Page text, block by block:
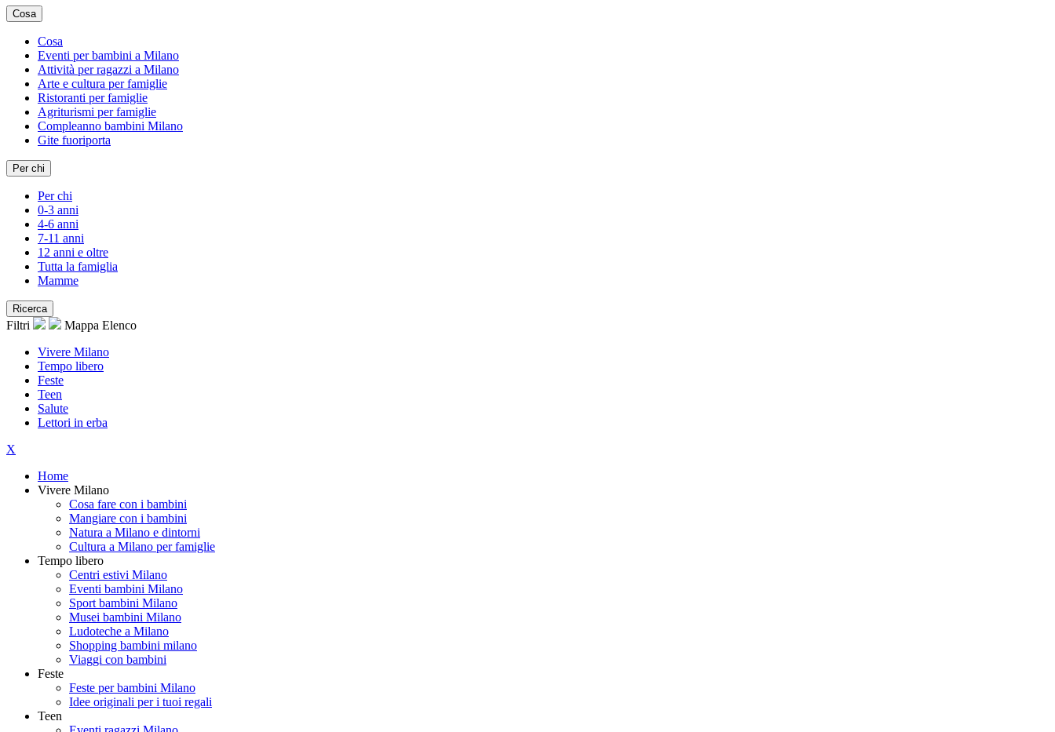
Cosa
Cosa
Eventi per bambini a Milano
Attività per ragazzi a Milano
Arte e cultura per famiglie
Ristoranti per famiglie
Agriturismi per famiglie
Compleanno bambini Milano
Gite fuoriporta
Per chi
Per chi
0-3 anni
4-6 anni
7-11 anni
12 anni e oltre
Tutta la famiglia
Mamme
Ricerca
Filtri Mappa Elenco
Vivere Milano
Tempo libero
Feste
Teen
Salute
Lettori in erba
X
Home
Vivere Milano
Cosa fare con i bambini
Mangiare con i bambini
Natura a Milano e dintorni
Cultura a Milano per famiglie
Tempo libero
Centri estivi Milano
Eventi bambini Milano
Sport bambini Milano
Musei bambini Milano
Ludoteche a Milano
Shopping bambini milano
Viaggi con bambini
Feste
Feste per bambini Milano
Idee originali per i tuoi regali
Teen